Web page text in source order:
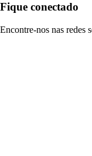
Fique conectado
Encontre-nos nas redes